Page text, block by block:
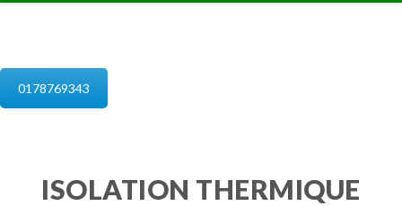
0178769343
ISOLATION THERMIQUE